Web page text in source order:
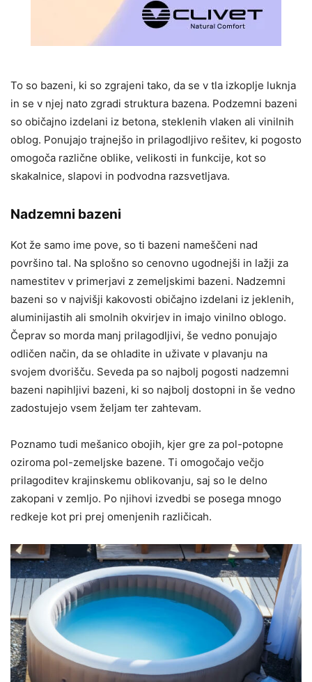
To so bazeni, ki so zgrajeni tako, da se v tla izkoplje luknja
in se v njej nato zgradi struktura bazena. Podzemni bazeni
so običajno izdelani iz betona, steklenih vlaken ali vinilnih
oblog. Ponujajo trajnejšo in prilagodljivo rešitev, ki pogosto
omogoča različne oblike, velikosti in funkcije, kot so
skakalnice, slapovi in podvodna razsvetljava.
Nadzemni bazeni
Kot že samo ime pove, so ti bazeni nameščeni nad
površino tal. Na splošno so cenovno ugodnejši in lažji za
namestitev v primerjavi z zemeljskimi bazeni. Nadzemni
bazeni so v najvišji kakovosti običajno izdelani iz jeklenih,
aluminijastih ali smolnih okvirjev in imajo vinilno oblogo.
Čeprav so morda manj prilagodljivi, še vedno ponujajo
odličen način, da se ohladite in uživate v plavanju na
svojem dvorišču. Seveda pa so najbolj pogosti nadzemni
bazeni napihljivi bazeni, ki so najbolj dostopni in še vedno
zadostujejo vsem željam ter zahtevam.
Poznamo tudi mešanico obojih, kjer gre za pol-potopne
oziroma pol-zemeljske bazene. Ti omogočajo večjo
prilagoditev krajinskemu oblikovanju, saj so le delno
zakopani v zemljo. Po njihovi izvedbi se posega mnogo
redkeje kot pri prej omenjenih različicah.